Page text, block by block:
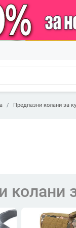
Предпазни колани за
колани